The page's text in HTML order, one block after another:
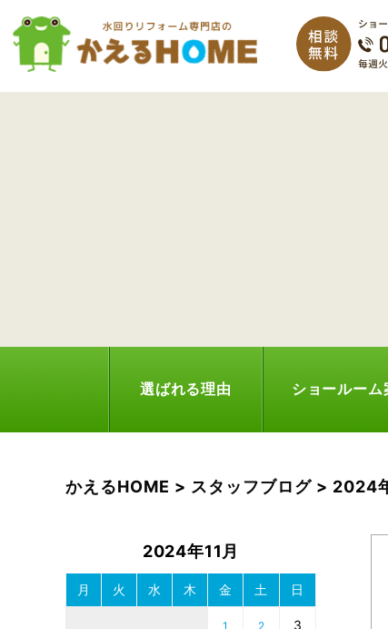
選ばれる理由 ショールーム
かえるHOME > スタッフブログ > 2024
2024年11月
月 火 水 木 金 土 日
1 2 3